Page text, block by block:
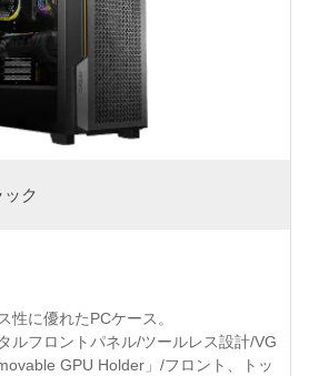
ク
性に優れたPCケース。
ルフロントパネル/ツールレス設計/VG
GPU Holder」/フロント、トッ